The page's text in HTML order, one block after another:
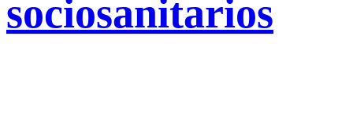
sociosanitarios